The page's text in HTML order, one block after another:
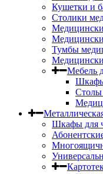
Кушетки и
Столики
Тумбы
Мебель
Столы
Шкафы для